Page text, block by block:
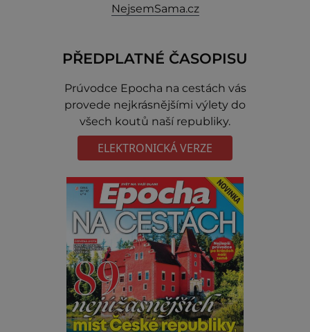
NejsemSama.cz
PŘEDPLATNÉ ČASOPISU
Prúvodce Epocha na cestách vás
provede nejkrásnějšími výlety do
všech koutů naší republiky.
ELEKTRONICKÁ VERZE